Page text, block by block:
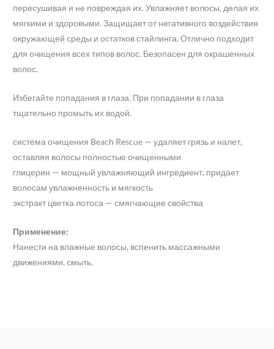
пересушивая и не повреждая их. Увлажняет волосы, делая их
мягкими и здоровыми. Защищает от негативного воздействия
окружающей среды и остатков стайлинга. Отлично подходит
для очищения всех типов волос. Безопасен для окрашенных
волос.
Избегайте попадания в глаза. При попадании в глаза
тщательно промыть их водой.
система очищения Beach Rescue — удаляет грязь и налет,
оставляя волосы полностью очищенными
глицерин — мощный увлажняющий ингредиент, придает
волосам увлажненность и мягкость
экстракт цветка лотоса — смягчающие свойства
Применение:
Нанести на влажные волосы, вспенить массажными
движениями, смыть.